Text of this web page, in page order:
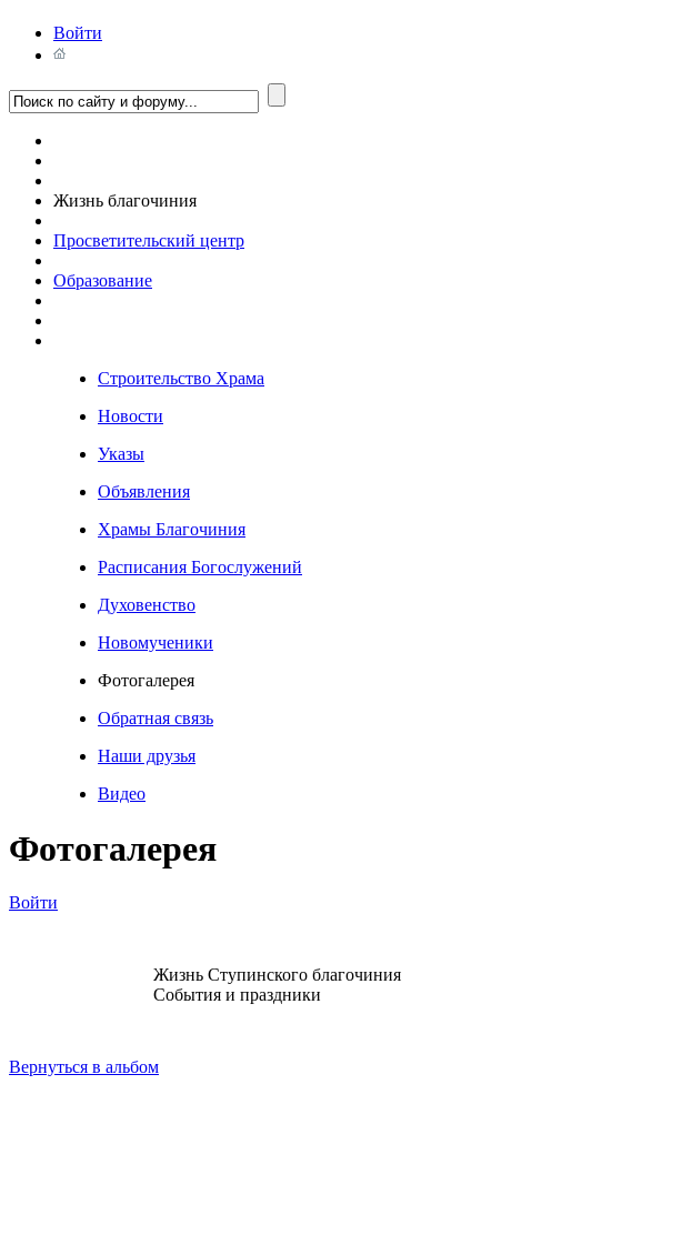
Войти
Жизнь благочиния
Просветительский центр
Образование
Строительство Храма
Новости
Указы
Объявления
Храмы Благочиния
Расписания Богослужений
Духовенство
Новомученики
Фотогалерея
Обратная связь
Наши друзья
Видео
Фотогалерея
Войти
Жизнь Ступинского благочиния
События и праздники
Вернуться в альбом